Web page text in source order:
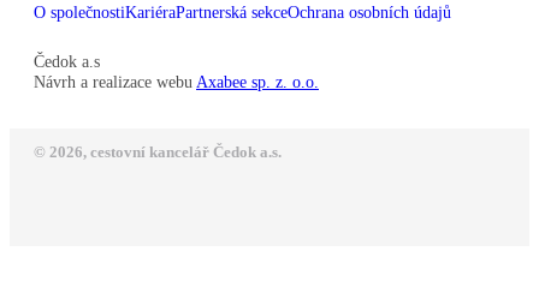
O společnostiKariéraPartnerská sekceOchrana osobních údajů
Čedok a.s
Návrh a realizace webu Axabee sp. z. o.o.
© 2026, cestovní kancelář Čedok a.s.